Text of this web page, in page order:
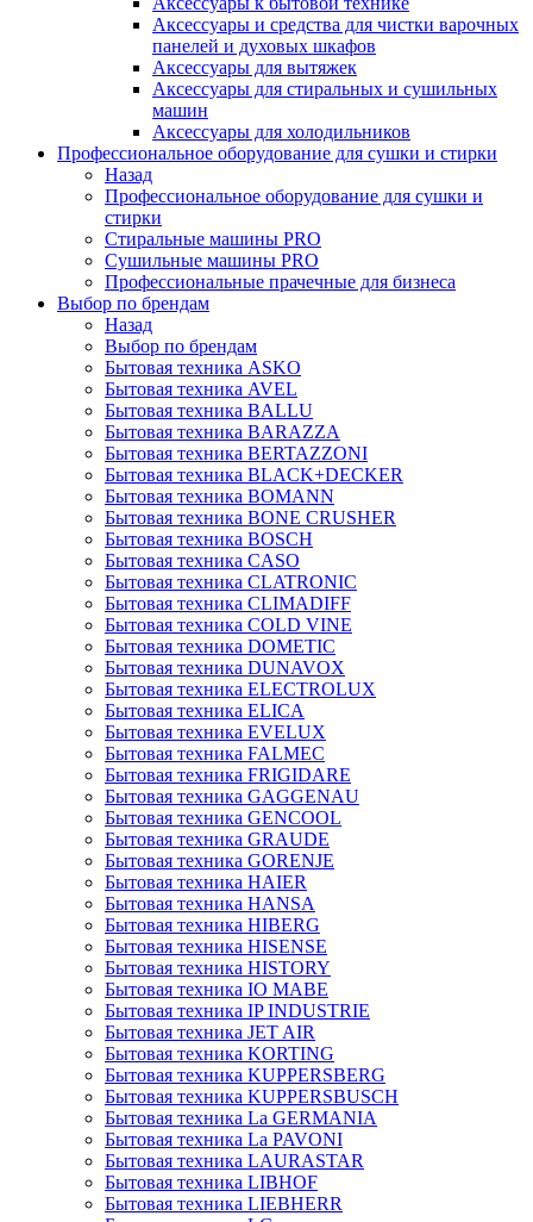
Аксессуары и средства для чистки варочных
панелей и духовых шкафов
Аксессуары для вытяжек
Аксессуары для стиральных и сушильных
машин
Аксессуары для холодильников
Профессиональное оборудование для сушки и стирки
Назад
Профессиональное оборудование для сушки и
стирки
Стиральные машины PRO
Сушильные машины PRO
Профессиональные прачечные для бизнеса
Выбор по брендам
Назад
Выбор по брендам
Бытовая техника ASKO
Бытовая техника AVEL
Бытовая техника BALLU
Бытовая техника BARAZZA
Бытовая техника BERTAZZONI
Бытовая техника BLACK+DECKER
Бытовая техника BOMANN
Бытовая техника BONE CRUSHER
Бытовая техника BOSCH
Бытовая техника CASO
Бытовая техника CLATRONIC
Бытовая техника CLIMADIFF
Бытовая техника COLD VINE
Бытовая техника DOMETIC
Бытовая техника DUNAVOX
Бытовая техника ELECTROLUX
Бытовая техника ELICA
Бытовая техника EVELUX
Бытовая техника FALMEC
Бытовая техника FRIGIDARE
Бытовая техника GAGGENAU
Бытовая техника GENCOOL
Бытовая техника GRAUDE
Бытовая техника GORENJE
Бытовая техника HAIER
Бытовая техника HANSA
Бытовая техника HIBERG
Бытовая техника HISENSE
Бытовая техника HISTORY
Бытовая техника IO MABE
Бытовая техника IP INDUSTRIE
Бытовая техника JET AIR
Бытовая техника KORTING
Бытовая техника KUPPERSBERG
Бытовая техника KUPPERSBUSCH
Бытовая техника La GERMANIA
Бытовая техника La PAVONI
Бытовая техника LAURASTAR
Бытовая техника LIBHOF
Бытовая техника LIEBHERR